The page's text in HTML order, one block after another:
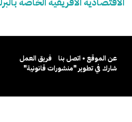
عن الموقع • اتصل بنا
فريق العمل
شارك في تطوير "منشورات قانونية"